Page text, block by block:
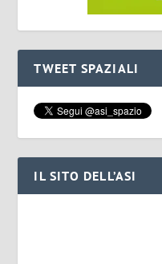
TWEET SPAZIALI
IL SITO DELL’ASI